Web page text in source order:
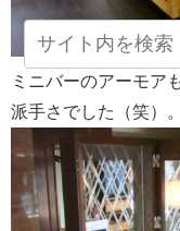
ミニバーのアーモア
派手さでした（笑）。